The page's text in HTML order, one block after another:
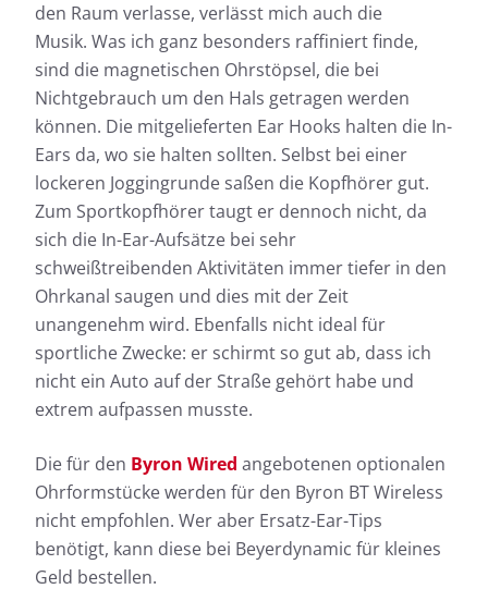
den Raum verlasse, verlässt mich auch die
Musik. Was ich ganz besonders raffiniert finde,
sind die magnetischen Ohrstöpsel, die bei
Nichtgebrauch um den Hals getragen werden
können. Die mitgelieferten Ear Hooks halten die In-
Ears da, wo sie halten sollten. Selbst bei einer
lockeren Joggingrunde saßen die Kopfhörer gut.
Zum Sportkopfhörer taugt er dennoch nicht, da
sich die In-Ear-Aufsätze bei sehr
schweißtreibenden Aktivitäten immer tiefer in den
Ohrkanal saugen und dies mit der Zeit
unangenehm wird. Ebenfalls nicht ideal für
sportliche Zwecke: er schirmt so gut ab, dass ich
nicht ein Auto auf der Straße gehört habe und
extrem aufpassen musste.
Die für den Byron Wired angebotenen optionalen
Ohrformstücke werden für den Byron BT Wireless
nicht empfohlen. Wer aber Ersatz-Ear-Tips
benötigt, kann diese bei Beyerdynamic für kleines
Geld bestellen.